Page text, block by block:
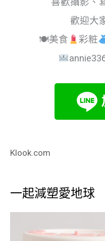
歡迎大
🍽美食
彩粧
Klook.com
一起減塑愛地球